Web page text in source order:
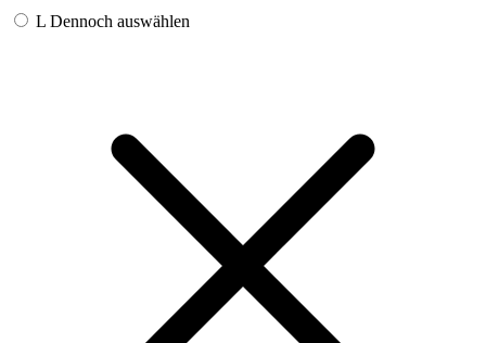
L Dennoch auswählen